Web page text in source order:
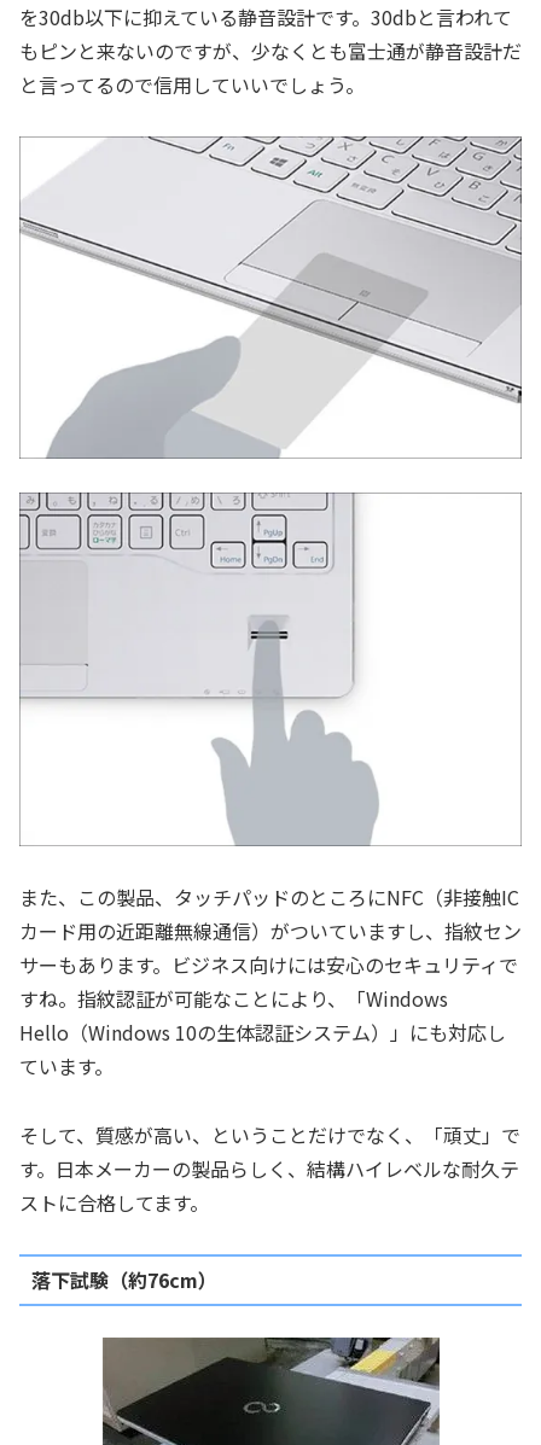
を30db以下に抑えている静音設計です。30dbと言われて
もピンと来ないのですが、少なくとも富士通が静音設計だ
と言ってるので信用していいでしょう。
また、この製品、タッチパッドのところにNFC（非接触IC
カード用の近距離無線通信）がついていますし、指紋セン
サーもあります。ビジネス向けには安心のセキュリティで
すね。指紋認証が可能なことにより、「Windows
Hello（Windows 10の生体認証システム）」にも対応し
ています。
そして、質感が高い、ということだけでなく、「頑丈」で
す。日本メーカーの製品らしく、結構ハイレベルな耐久テ
ストに合格してます。
落下試験（約76cm）